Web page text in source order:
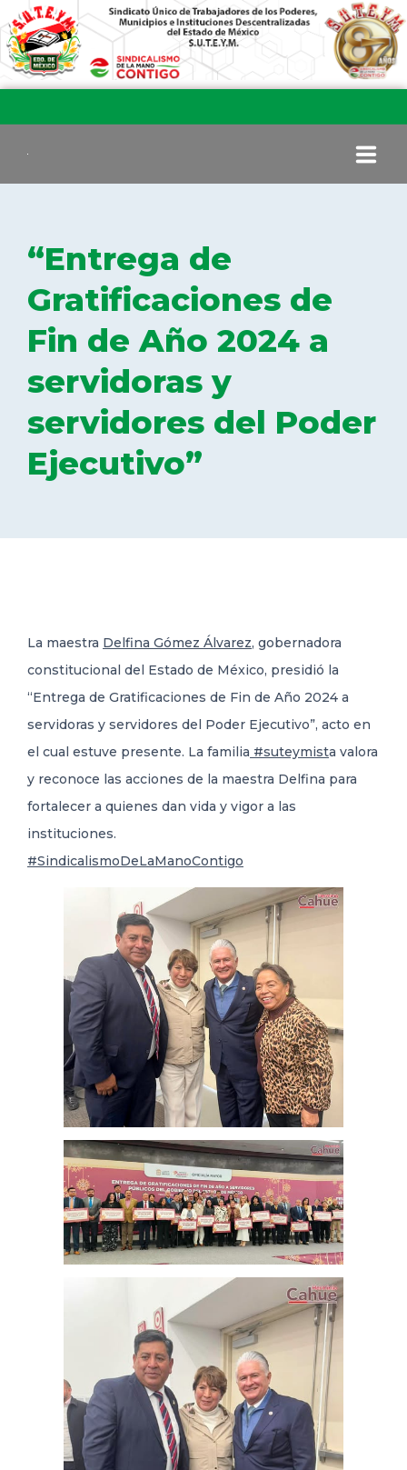
COMITÉ EJECUTIVO
COMISIÓN DE VIGILANCIA
SECCIONES
DELEGACIONES
“Entrega de
Gratificaciones de
Fin de Año 2024 a
servidoras y
servidores del Poder
Ejecutivo”
La maestra Delfina Gómez Álvarez, gobernadora
constitucional del Estado de México, presidió la
“Entrega de Gratificaciones de Fin de Año 2024 a
servidoras y servidores del Poder Ejecutivo”, acto en
el cual estuve presente. La familia #suteymista valora
y reconoce las acciones de la maestra Delfina para
fortalecer a quienes dan vida y vigor a las
instituciones.
#SindicalismoDeLaManoContigo